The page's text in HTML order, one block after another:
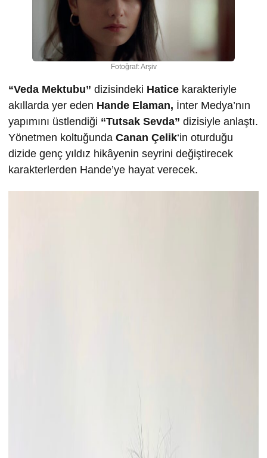
Fotoğraf: Arşiv
“Veda Mektubu” dizisindeki Hatice karakteriyle
akıllarda yer eden Hande Elaman, İnter Medya’nın
yapımını üstlendiği “Tutsak Sevda” dizisiyle anlaştı.
Yönetmen koltuğunda Canan Çelik‘in oturduğu
dizide genç yıldız hikâyenin seyrini değiştirecek
karakterlerden Hande’ye hayat verecek.